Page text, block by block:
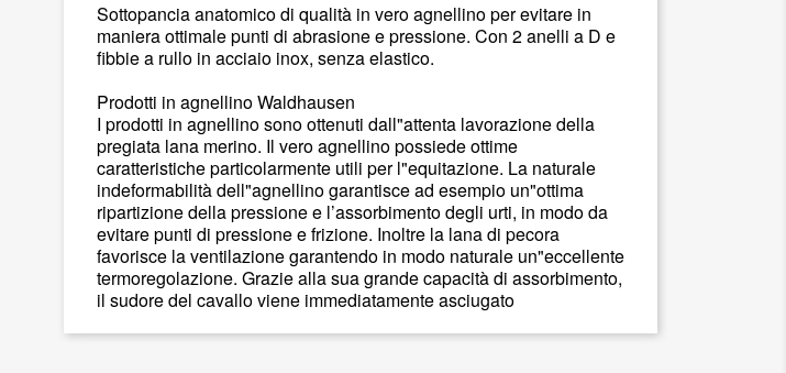
Sottopancia anatomico di qualità in vero agnellino per evitare in
maniera ottimale punti di abrasione e pressione. Con 2 anelli a D e
fibbie a rullo in acciaio inox, senza elastico.
Prodotti in agnellino Waldhausen
I prodotti in agnellino sono ottenuti dall"attenta lavorazione della
pregiata lana merino. Il vero agnellino possiede ottime
caratteristiche particolarmente utili per l"equitazione. La naturale
indeformabilità dell"agnellino garantisce ad esempio un"ottima
ripartizione della pressione e l’assorbimento degli urti, in modo da
evitare punti di pressione e frizione. Inoltre la lana di pecora
favorisce la ventilazione garantendo in modo naturale un"eccellente
termoregolazione. Grazie alla sua grande capacità di assorbimento,
il sudore del cavallo viene immediatamente asciugato